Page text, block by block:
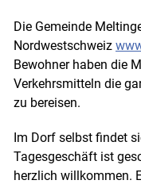
Die Gemeinde
Nordwestschweiz
Bewohner haben die
Verkehrsmitteln die
zu bereisen.
Im Dorf selbst findet
Tagesgeschäft ist
herzlich willkommen.